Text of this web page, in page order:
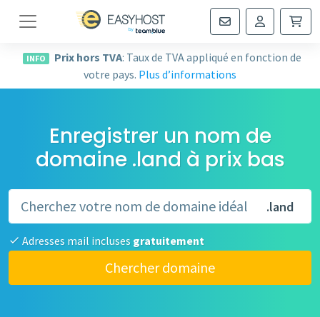
Navigation
INFO Prix hors TVA: Taux de TVA appliqué en fonction de
votre pays. Plus d’informations
Enregistrer un nom de
domaine .land à prix bas
.land
Adresses mail incluses gratuitement
Chercher domaine